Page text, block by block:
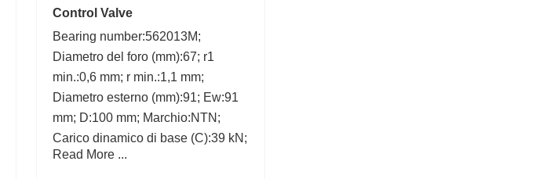
Control Valve
Bearing number:562013M;
Diametro del foro (mm):67; r1
min.:0,6 mm; r min.:1,1 mm;
Diametro esterno (mm):91; Ew:91
mm; D:100 mm; Marchio:NTN;
Carico dinamico di base (C):39 kN;
ra max.:1 mm;
Read More ...